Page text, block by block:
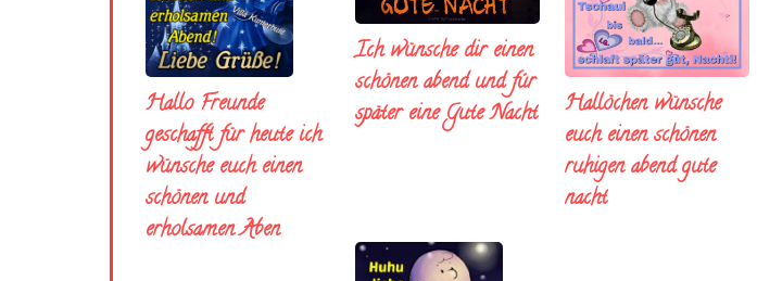
Hallo Freunde
geschafft für heute ich
wünsche euch einen
schönen und
erholsamen Aben
Ich wünsche dir einen
schönen abend und fúr
später eine Gute Nacht
Hallöchen wünsche
euch einen schönen
ruhigen abend gute
nacht